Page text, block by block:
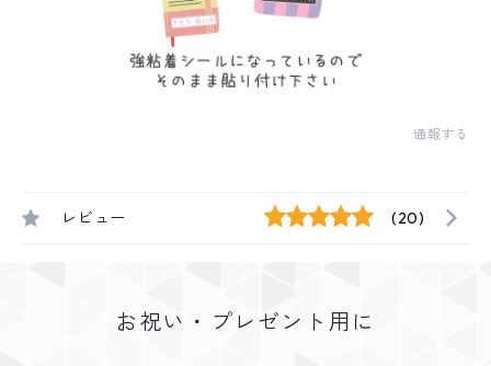
通報する
レビュー (20)
お祝い・プレゼント用に